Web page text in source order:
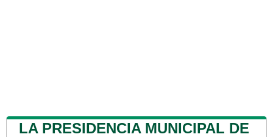
LA PRESIDENCIA MUNICIPAL DE